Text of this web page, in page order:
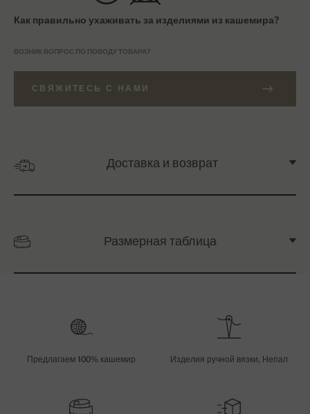
Как правильно ухаживать за изделиями из кашемира?
ВОЗНИК ВОПРОС ПО ПОВОДУ ТОВАРА?
СВЯЖИТЕСЬ С НАМИ
Доставка и возврат
Размерная таблица
Предлагаем 100% кашемир Изделия ручной вязки, Непал